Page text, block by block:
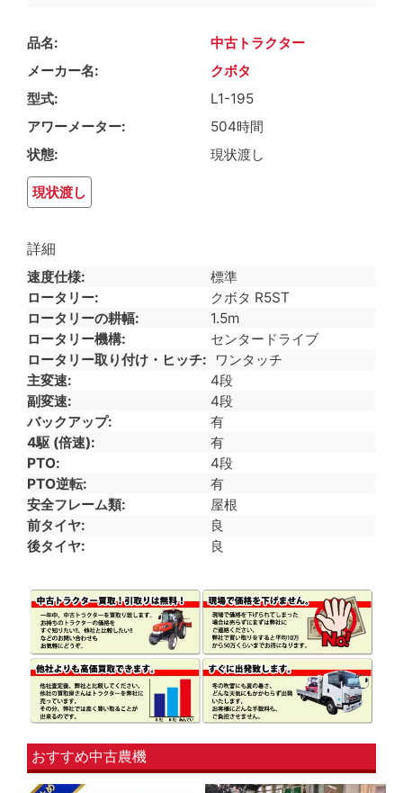
品名
中古トラクター
メーカー名
クボタ
型式
L1-195
アワーメーター
504時間
状態
現状渡し
現状渡し
詳細
速度仕様
標準
ロータリー
クボタ R5ST
ロータリーの耕幅
1.5m
ロータリー機構
センタードライブ
ロータリー取り付け・ヒッチ
ワンタッチ
主変速
4段
副変速
4段
バックアップ
有
4駆 (倍速)
有
PTO
4段
PTO逆転
有
安全フレーム類
屋根
前タイヤ
良
後タイヤ
良
おすすめ中古農機